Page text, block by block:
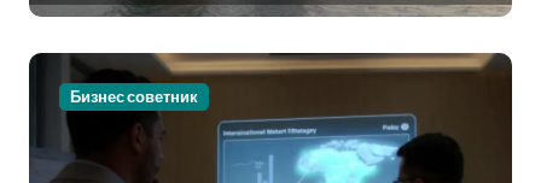
Бизнес советник